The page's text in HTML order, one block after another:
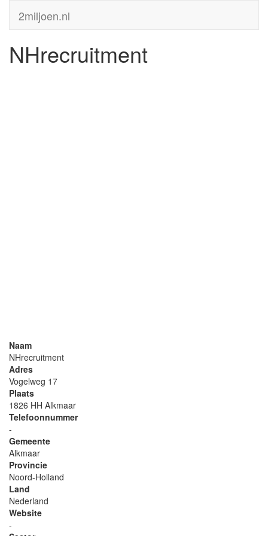
2miljoen.nl
NHrecruitment
Naam
NHrecruitment
Adres
Vogelweg 17
Plaats
1826 HH Alkmaar
Telefoonnummer
-
Gemeente
Alkmaar
Provincie
Noord-Holland
Land
Nederland
Website
-